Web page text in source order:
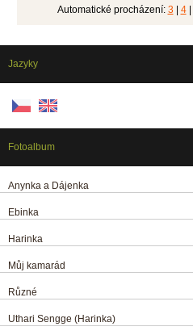
Automatické procházení: 3 | 4|
Jazyky
Fotoalbum
Anynka a Dájenka
Ebinka
Harinka
Můj kamarád
Různé
Uthari Sengge (Harinka)